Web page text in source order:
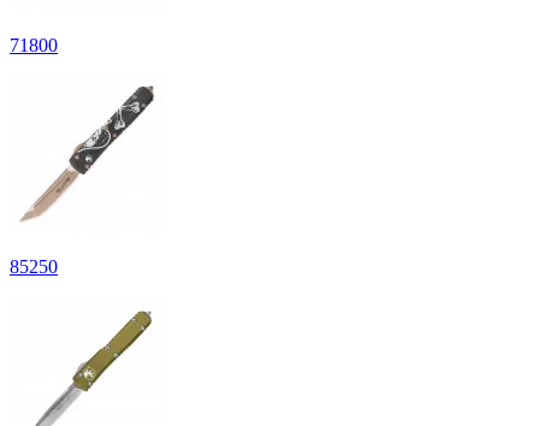
71800
85250